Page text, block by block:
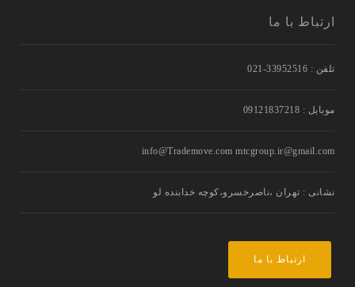
ارتباط با ما
تلفن : 33952516-021
موبایل : 09121837218
info@Trademove.com mtcgroup.ir@gmail.com
نشانی : تهران ،ناصرخسرو،کوچه خدابنده لو
ارتباط با ما